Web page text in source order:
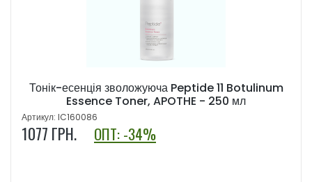
Тонік-есенція зволожуюча Peptide 11 Botulinum
Essence Toner, APOTHE - 250 мл
Артикул: IC160086
1077 ГРН. ОПТ: -34%